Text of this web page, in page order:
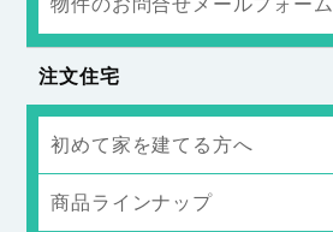
物件のお問合せメールフォーム
注文住宅
初めて家を建てる方へ
商品ラインナップ